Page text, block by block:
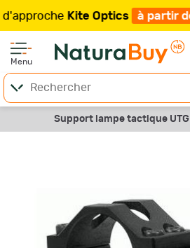
Kite Optics à partir de
Menu
Support lampe tactique